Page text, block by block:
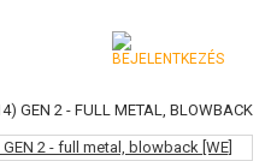
GEN 2 - FULL METAL, BLOWBACK